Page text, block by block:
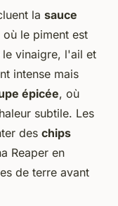
la sauce
où le piment est
le vinaigre, l'ail et
intense mais
épicée, où
subtile. Les
des chips
Reaper en
de terre avant